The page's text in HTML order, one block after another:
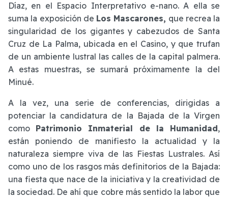
Díaz, en el Espacio Interpretativo e-nano. A ella se
suma la exposición de Los Mascarones, que recrea la
singularidad de los gigantes y cabezudos de Santa
Cruz de La Palma, ubicada en el Casino, y que trufan
de un ambiente lustral las calles de la capital palmera.
A estas muestras, se sumará próximamente la del
Minué.
A la vez, una serie de conferencias, dirigidas a
potenciar la candidatura de la Bajada de la Virgen
como Patrimonio Inmaterial de la Humanidad,
están poniendo de manifiesto la actualidad y la
naturaleza siempre viva de las Fiestas Lustrales. Así
como uno de los rasgos más definitorios de la Bajada:
una fiesta que nace de la iniciativa y la creatividad de
la sociedad. De ahí que cobre más sentido la labor que